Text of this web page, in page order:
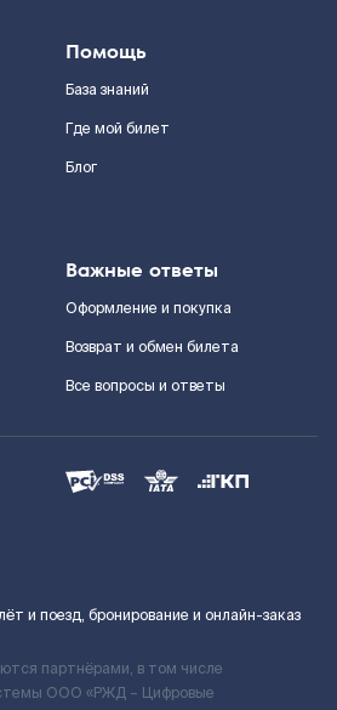
Помощь
База знаний
Где мой билет
Блог
Важные ответы
Оформление и покупка
Возврат и обмен билета
Все вопросы и ответы
и поезд, бронирование и онлайн-заказ
партнёрами, в том числе
ООО «РЖД – Цифровые